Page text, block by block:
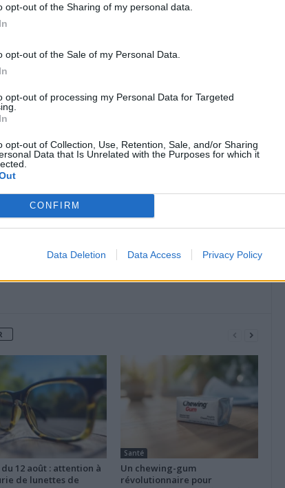
opt-out of the Sharing of my personal data.
opt-out of the Sale of my Personal Data.
opt-out of processing my Personal Data for Targeted
opt-out of Collection, Use, Retention, Sale, and/or Sharing
Data that Is Unrelated with the Purposes for which it
CONFIRM
Data Deletion Data Access Privacy Policy
Article suivant
du 12 août : attention à
de lunettes de
Santé
Un chewing-gum
révolutionnaire pour